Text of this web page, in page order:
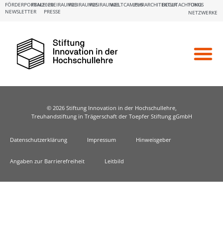
NEWSLETTER PRESSE
FÖRDERPORTALE:
FBM2020FREIRAUM23FREIRAUM25FREIRAUM26WELTCAMPUSLEHRARCHITEKTURBEGUTACHTUNG
FOKUS
NETZWERKE
© 2026 Stiftung Innovation in der Hochschullehre,
Treuhandstiftung in Trägerschaft der Toepfer Stiftung gGmbH
Datenschutzerklärung Impressum Hinweisgeber
Angaben zur Barrierefreiheit Leitbild